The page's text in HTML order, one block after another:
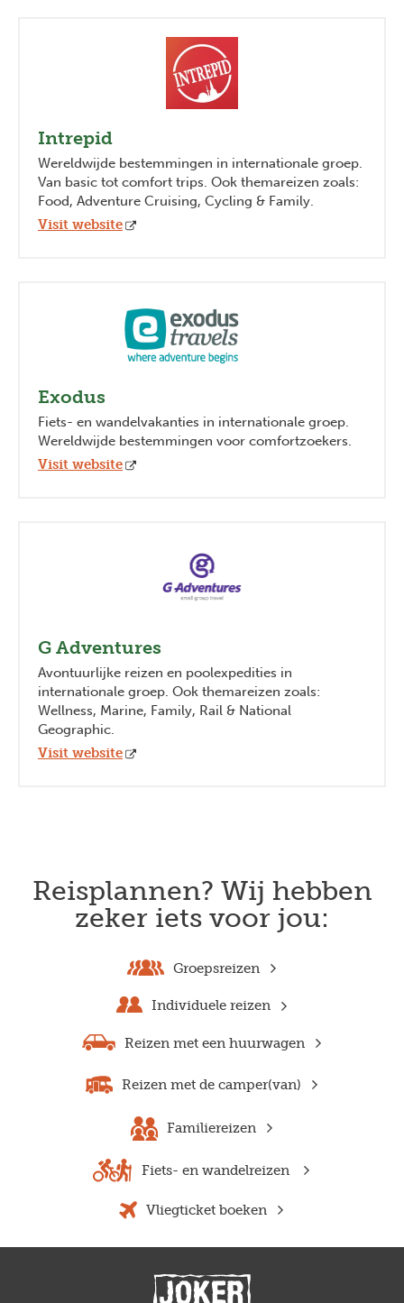
Intrepid
Wereldwijde bestemmingen in internationale groep.
Van basic tot comfort trips. Ook themareizen zoals:
Food, Adventure Cruising, Cycling & Family.
Visit website
Exodus
Fiets- en wandelvakanties in internationale groep.
Wereldwijde bestemmingen voor comfortzoekers.
Visit website
G Adventures
Avontuurlijke reizen en poolexpedities in
internationale groep. Ook themareizen zoals:
Wellness, Marine, Family, Rail & National
Geographic.
Visit website
Reisplannen? Wij hebben
zeker iets voor jou:
Groepsreizen
Individuele reizen
Reizen met een huurwagen
Reizen met de camper(van)
Familiereizen
Fiets- en wandelreizen
Vliegticket boeken